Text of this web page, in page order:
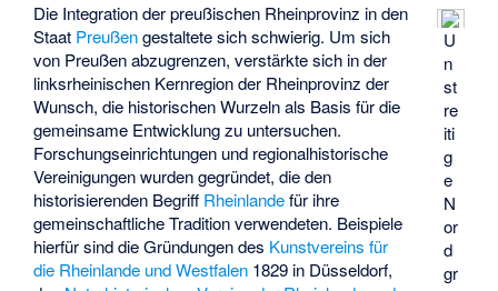
U
n
st
re
iti
g
e
N
or
d
gr
Die Integration der preußischen Rheinprovinz in den
Staat Preußengestaltete sich schwierig. Um sich
von Preußen abzugrenzen, verstärkte sich in der
linksrheinischen Kernregion der Rheinprovinz der
Wunsch, die historischen Wurzeln als Basis für die
gemeinsame Entwicklung zu untersuchen.
Forschungseinrichtungen und regionalhistorische
Vereinigungen wurden gegründet, die den
historisierenden Begriff Rheinlandefür ihre
gemeinschaftliche Tradition verwendeten. Beispiele
hierfür sind die Gründungen des Kunstvereins für
die Rheinlande und Westfalen 1829 in Düsseldorf,